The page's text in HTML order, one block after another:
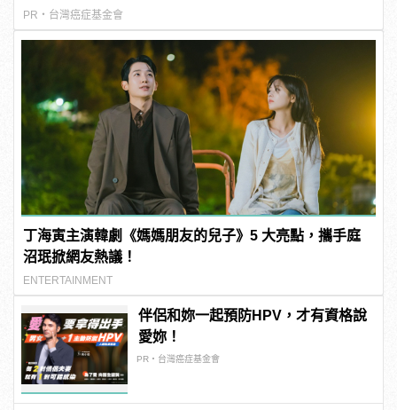
PR・台灣癌症基金會
丁海寅主演韓劇《媽媽朋友的兒子》5 大亮點，攜手庭
沼珉掀網友熱議！
ENTERTAINMENT
伴侶和妳一起預防HPV，才有資格說
愛妳！
PR・台灣癌症基金會